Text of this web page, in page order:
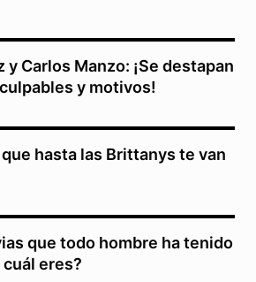
y Carlos Manzo: ¡Se destapan
y motivos!
hasta las Brittanys te van
que todo hombre ha tenido
eres?